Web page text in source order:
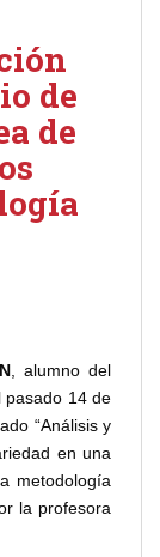
de
de
, alumno del
pasado 14 de
“Análisis y
en una
metodología
la profesora